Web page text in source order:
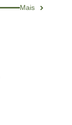
Mais